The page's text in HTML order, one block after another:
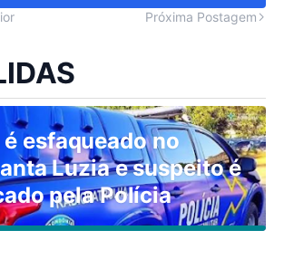
Próxima Postagem
é esfaqueado no
Luzia e suspeito é
pela Polícia